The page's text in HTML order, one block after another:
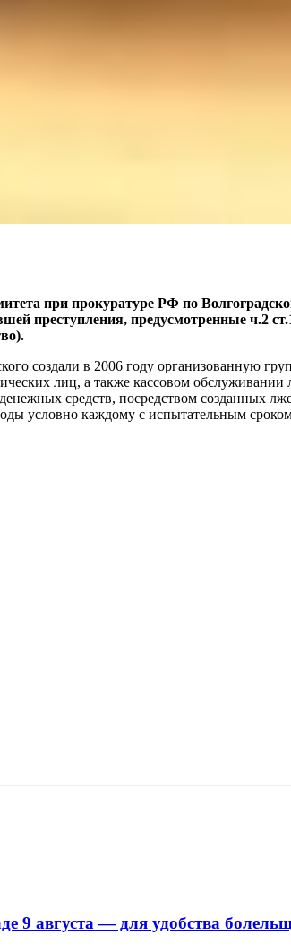
при прокуратуре РФ по
преступления, предусмотренные ч.2
создали в 2006 году организованную
лиц, а также кассовом
средств, посредством созданных
условно каждому с испытательным
9 августа — для удобства